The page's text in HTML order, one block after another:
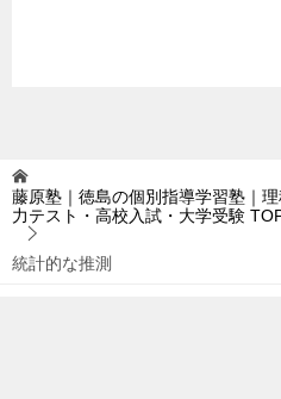
藤原塾｜徳島の個別指導学習塾｜
力テスト・高校入試・大学受験
統計的な推測